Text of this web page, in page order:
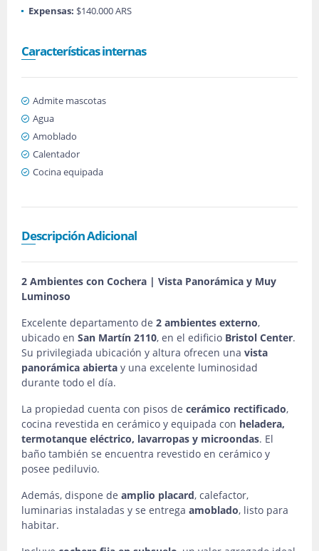
Expensas: $140.000 ARS
Características internas
Admite mascotas
Agua
Amoblado
Calentador
Cocina equipada
Descripción Adicional
2 Ambientes con Cochera | Vista Panorámica y Muy
Luminoso
Excelente departamento de 2 ambientes externo,
ubicado en San Martín 2110, en el edificio Bristol Center.
Su privilegiada ubicación y altura ofrecen una vista
panorámica abierta y una excelente luminosidad
durante todo el día.
La propiedad cuenta con pisos de cerámico rectificado,
cocina revestida en cerámico y equipada con heladera,
termotanque eléctrico, lavarropas y microondas. El
baño también se encuentra revestido en cerámico y
posee pediluvio.
Además, dispone de amplio placard, calefactor,
luminarias instaladas y se entrega amoblado, listo para
habitar.